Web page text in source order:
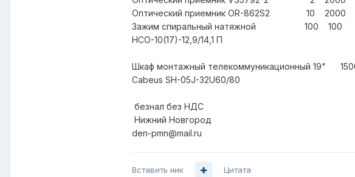
Оптический приемник OR-862S2 10 2000
Зажим спиральный натяжной 100 100
НСО-10(17)-12,9/14,1 П
Шкаф монтажный телекоммуникационный 19"
Cabeus SH-05J-32U60/80
безнал без НДС
Нижний Новгород
den-pmn@mail.ru
Вставить ник Цитата